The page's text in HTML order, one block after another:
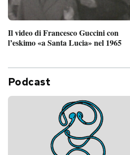
Il video di Francesco Guccini con
l’eskimo «a Santa Lucia» nel 1965
Podcast